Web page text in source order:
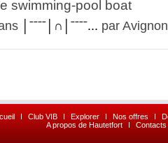
swimming-pool boat
│ˉˉˉˉ│∩│ˉˉˉˉ... par
I Club VIB I Explorer I Nos offres I
A propos de Hautetfort
I Contacts